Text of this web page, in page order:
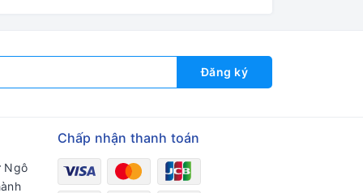
Đăng ký
Ngô
Chấp nhận thanh toán